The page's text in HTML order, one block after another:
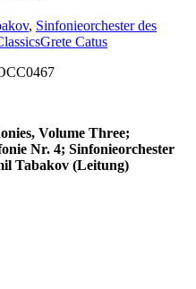
, Sinfonieorchester des
Grete Catus
Volume Three;
Nr. 4; Sinfonieorchester
Tabakov (Leitung)